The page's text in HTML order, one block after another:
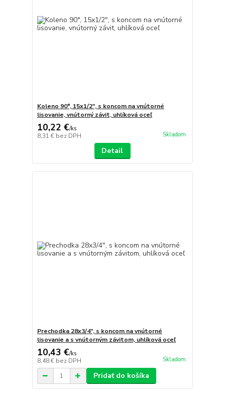
Koleno 90°, 15x1/2", s koncom na vnútorné
lisovanie, vnútorný závit, uhlíková oceľ
10,22 €/ks
8,31 € bez DPH Skladom
Detail
Prechodka 28x3/4", s koncom na vnútorné
lisovanie a s vnútorným závitom, uhlíková oceľ
10,43 €/ks
8,48 € bez DPH Skladom
Pridať do košíka